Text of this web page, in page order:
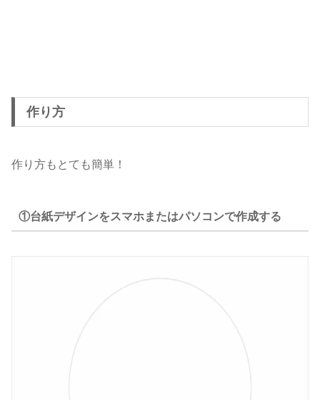
作り方
作り方もとても簡単！
①台紙デザインをスマホまたはパソコンで作成する